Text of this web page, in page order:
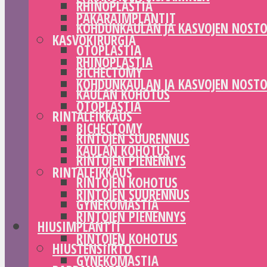
RHINOPLASTIA
KOHDUNKAULAN JA KASVOJEN NOSTO
OTOPLASTIA
BICHECTOMY
KAULAN KOHOTUS
RINTALEIKKAUS
RINTOJEN SUURENNUS
RINTOJEN PIENENNYS
RINTOJEN KOHOTUS
GYNEKOMASTIA
HIUSIMPLANTTI
HIUSTENSIIRTO
PAKARAIMPLANTIT
KASVOKIRURGIA
RHINOPLASTIA
KOHDUNKAULAN JA KASVOJEN NOSTO
OTOPLASTIA
BICHECTOMY
KAULAN KOHOTUS
RINTALEIKKAUS
RINTOJEN SUURENNUS
RINTOJEN PIENENNYS
RINTOJEN KOHOTUS
GYNEKOMASTIA